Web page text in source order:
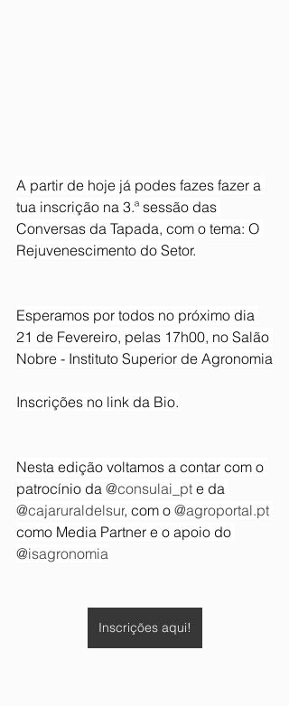
A partir de hoje já podes fazes fazer a
tua inscrição na 3.ª sessão das
Conversas da Tapada, com o tema: O
Rejuvenescimento do Setor.
Esperamos por todos no próximo dia
21 de Fevereiro, pelas 17h00, no Salão
Nobre - Instituto Superior de Agronomia
Inscrições no link da Bio.
Nesta edição voltamos a contar com o
patrocínio da @consulai_pt e da
@cajaruraldelsur, com o @agroportal.pt
como Media Partner e o apoio do
@isagronomia
Inscrições aqui!